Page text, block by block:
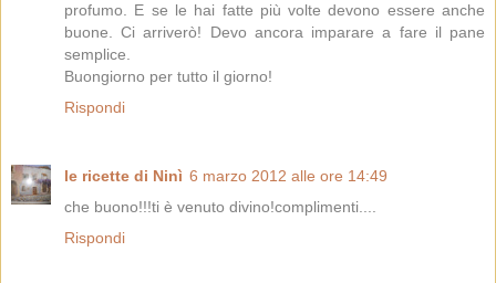
profumo. E se le hai fatte più volte devono essere anche
buone. Ci arriverò! Devo ancora imparare a fare il pane
semplice.
Buongiorno per tutto il giorno!
Rispondi
le ricette di Ninì 6 marzo 2012 alle ore 14:49
che buono!!!ti è venuto divino!complimenti....
Rispondi